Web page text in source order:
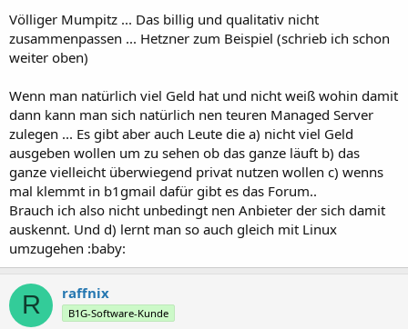
Völliger Mumpitz ... Das billig und qualitativ nicht
zusammenpassen ... Hetzner zum Beispiel (schrieb ich schon
weiter oben)
Wenn man natürlich viel Geld hat und nicht weiß wohin damit
dann kann man sich natürlich nen teuren Managed Server
zulegen ... Es gibt aber auch Leute die a) nicht viel Geld
ausgeben wollen um zu sehen ob das ganze läuft b) das
ganze vielleicht überwiegend privat nutzen wollen c) wenns
mal klemmt in b1gmail dafür gibt es das Forum..
Brauch ich also nicht unbedingt nen Anbieter der sich damit
auskennt. Und d) lernt man so auch gleich mit Linux
umzugehen :baby:
R raffnix
B1G-Software-Kunde